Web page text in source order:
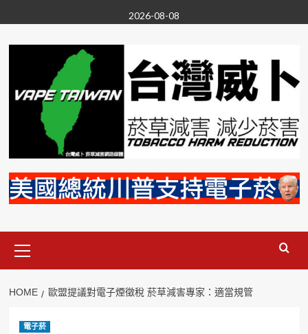
to
content
2026-08-08
Menu
HOME 歐盟提議對電子煙徵稅 菸草減害專家：適當規管
電子菸